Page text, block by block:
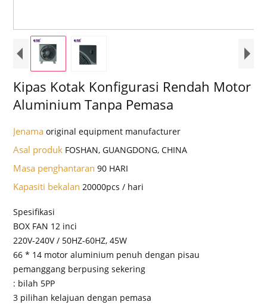
Kipas Kotak Konfigurasi Rendah Motor
Aluminium Tanpa Pemasa
Jenamaoriginal equipment manufacturer
Asal produk FOSHAN, GUANGDONG, CHINA
Masa penghantaran90 HARI
Kapasiti bekalan 20000pcs / hari
Spesifikasi
BOX FAN 12 inci
220V-240V / 50HZ-60HZ, 45W
66 * 14 motor aluminium penuh dengan pisau
pemanggang berpusing sekering
: bilah 5PP
3 pilihan kelajuan dengan pemasa